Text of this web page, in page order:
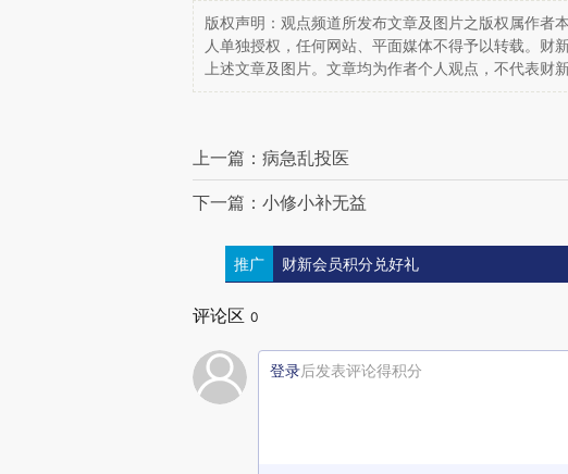
版权声明：观点频道所发布文章及图片之版权属作者
人单独授权，任何网站、平面媒体不得予以转载。财
上述文章及图片。文章均为作者个人观点，不代表财
上一篇：病急乱投医
下一篇：小修小补无益
推广 财新会员积分兑好礼
评论区 0
登录后发表评论得积分